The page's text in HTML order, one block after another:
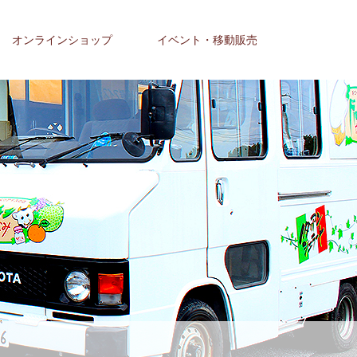
オンラインショップ イベント・移動販売